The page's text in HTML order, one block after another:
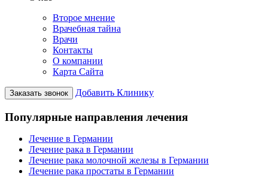
Второе мнение
Врачебная тайна
Врачи
Контакты
О компании
Карта Сайта
Заказать звонок Добавить Клинику
Популярные направления лечения
Лечение в Германии
Лечение рака в Германии
Лечение рака молочной железы в Германии
Лечение рака простаты в Германии